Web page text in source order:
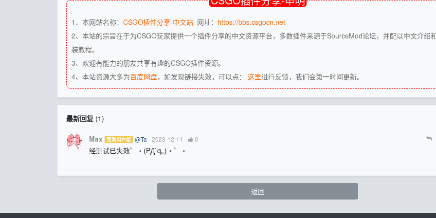
1、本网站名称： CSGO插件分享-中文站网址： https://bbs.csgocn.net
2、本站的宗旨在于为CSGO玩家提供一个插件分享的中文资源平台，多数插件来源于SourceMod论坛，并配以中文介绍
装教程。
3、欢迎有能力的朋友共享有趣的CSGO插件资源。
4、本站资源大多为百度网盘，如发现链接失效，可以点： 这里进行反馈，我们会第一时间更新。
最新回复(1)
Max 赞助用户组 @Ta 2023-12-11 0
经测试已失效゜・(PД`q｡)・゜・
返回